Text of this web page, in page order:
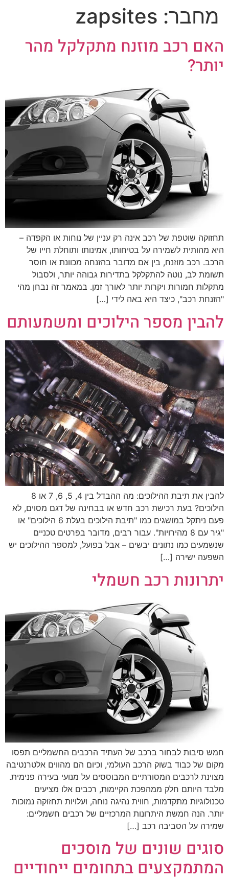
מחבר: zapsites
האם רכב מוזנח מתקלקל מהר
יותר?
תחזוקה שוטפת של רכב אינה רק עניין של נוחות או הקפדה –
היא מהותית לשמירה על בטיחותו, אמינותו ותוחלת חייו של
הרכב. רכב מוזנח, בין אם מדובר בהזנחה מכוונת או חוסר
תשומת לב, נוטה להתקלקל בתדירות גבוהה יותר, ולסבול
מתקלות חמורות ויקרות יותר לאורך זמן. במאמר זה נבחן מהי
"הזנחת רכב", כיצד היא באה לידי […]
להבין מספר הילוכים ומשמעותם
להבין את תיבת ההילוכים: מה ההבדל בין 4, 5, 6, 7 או 8
הילוכים? בעת רכישת רכב חדש או בבחינה של דגם מסוים, לא
פעם ניתקל במושגים כמו "תיבת הילוכים בעלת 6 הילוכים" או
"גיר עם 8 מהירויות". עבור רבים, מדובר בפרטים טכניים
שנשמעים כמו נתונים יבשים – אבל בפועל, למספר ההילוכים יש
השפעה ישירה […]
יתרונות רכב חשמלי
חמש סיבות לבחור ברכב של העתיד הרכבים החשמליים תפסו
מקום של כבוד בשוק הרכב העולמי, וכיום הם מהווים אלטרנטיבה
מצוינת לרכבים המסורתיים המבוססים על מנועי בעירה פנימית.
מלבד היותם חלק ממהפכת הקיימות, רכבים אלו מציעים
טכנולוגיות מתקדמות, חווית נהיגה נוחה, ועלויות תחזוקה נמוכות
יותר. הנה חמשת היתרונות המרכזיים של רכבים חשמליים:
שמירה על הסביבה רכב […]
סוגים שונים של מוסכים
המתמקצעים בתחומים ייחודיים